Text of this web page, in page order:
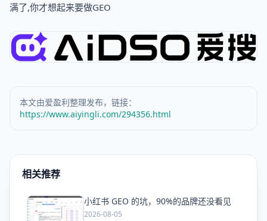
满了,你才想起来要做GEO
本文由爱盈利整理发布，链接：
https://www.aiyingli.com/294356.html
相关推荐
爱 小红书 GEO 的坑，90%的品牌还没看见
2026-08-05